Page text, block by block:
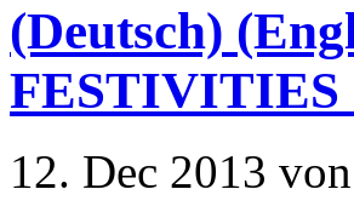
(Deutsch)
12. Dec 2013 von